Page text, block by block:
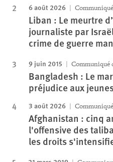
6 août 2026
Liban : Le meurtre
journaliste par
crime de guerre
9 juin 2015 Communiqué
Bangladesh : Le
préjudice aux
3 août 2026
Afghanistan : cinq
l'offensive des
les droits